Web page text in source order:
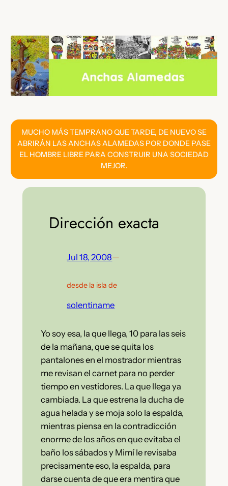
contenido
MUCHO MÁS TEMPRANO QUE TARDE, DE NUEVO SE
ABRIRÁN LAS ANCHAS ALAMEDAS POR DONDE PASE
EL HOMBRE LIBRE PARA CONSTRUIR UNA SOCIEDAD
MEJOR.
Dirección exacta
Jul 18, 2008—
desde la isla de
solentiname
Yo soy esa, la que llega, 10 para las seis
de la mañana, que se quita los
pantalones en el mostrador mientras
me revisan el carnet para no perder
tiempo en vestidores. La que llega ya
cambiada. La que estrena la ducha de
agua helada y se moja solo la espalda,
mientras piensa en la contradicción
enorme de los años en que evitaba el
baño los sábados y Mimí le revisaba
precisamente eso, la espalda, para
darse cuenta de que era mentira que